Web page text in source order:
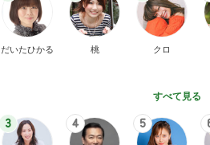
だいたひかる 桃 クロ
すべて見る
3 4 5